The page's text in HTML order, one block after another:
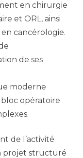
en chirurgie
et ORL, ainsi
cancérologie.
de ses
moderne
opératoire
de l’activité
projet structuré